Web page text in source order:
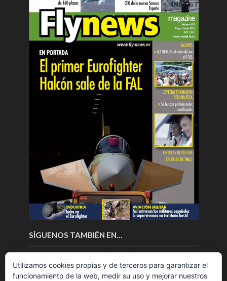
SÍGUENOS TAMBIÉN EN…
Utilizamos cookies propias y de terceros para garantizar el
funcionamiento de la web, medir su uso y mejorar nuestros